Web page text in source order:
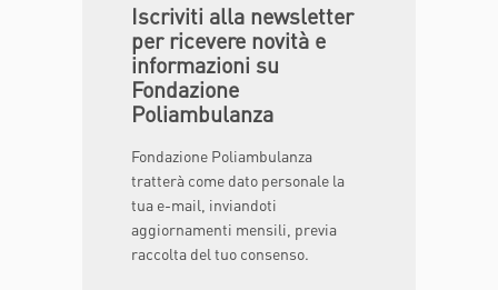
Iscriviti alla newsletter
per ricevere novità e
informazioni su
Fondazione
Poliambulanza
Fondazione Poliambulanza
tratterà come dato personale la
tua e-mail, inviandoti
aggiornamenti mensili, previa
raccolta del tuo consenso.